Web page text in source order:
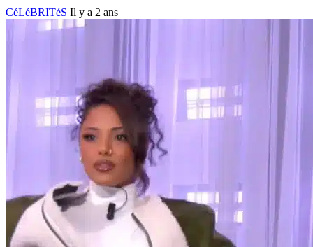
CéLéBRITéS Il y a 2 ans